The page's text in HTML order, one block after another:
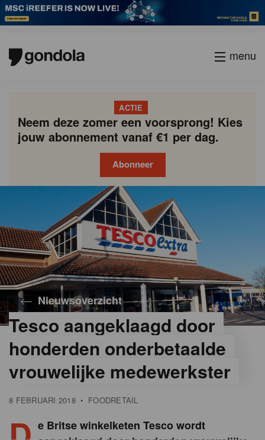
menu
ACTIE
Neem deze zomer een voorsprong! Kies
jouw abonnement vanaf €1 per dag.
Abonneer
Nieuwsoverzicht
Tesco aangeklaagd door
honderden onderbetaalde
vrouwelijke medewerkster
8 FEBRUARI 2018 • FOODRETAIL
e Britse winkelketen Tesco wordt